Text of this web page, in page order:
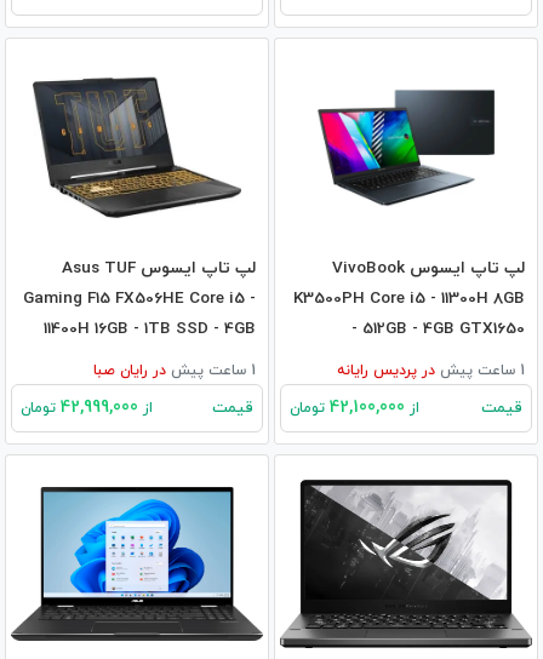
لپ تاپ ایسوس VivoBook
K3500PH Core i5 - 11300H 8GB
- 512GB - 4GB GTX1650
1 ساعت پیش در پردیس رایانه
قیمت از تومان
لپ تاپ ایسوس Asus TUF
Gaming F15 FX506HE Core i5 -
11400H 16GB - 1TB SSD - 4GB
3050Ti1 ساعت پیش در رایان صبا
قیمت از تومان